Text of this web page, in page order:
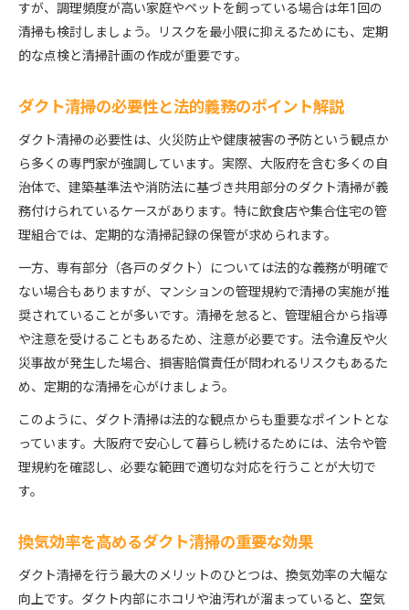
すが、調理頻度が高い家庭やペットを飼っている場合は年1回の
清掃も検討しましょう。リスクを最小限に抑えるためにも、定期
的な点検と清掃計画の作成が重要です。
ダクト清掃の必要性と法的義務のポイント解説
ダクト清掃の必要性は、火災防止や健康被害の予防という観点か
ら多くの専門家が強調しています。実際、大阪府を含む多くの自
治体で、建築基準法や消防法に基づき共用部分のダクト清掃が義
務付けられているケースがあります。特に飲食店や集合住宅の管
理組合では、定期的な清掃記録の保管が求められます。
一方、専有部分（各戸のダクト）については法的な義務が明確で
ない場合もありますが、マンションの管理規約で清掃の実施が推
奨されていることが多いです。清掃を怠ると、管理組合から指導
や注意を受けることもあるため、注意が必要です。法令違反や火
災事故が発生した場合、損害賠償責任が問われるリスクもあるた
め、定期的な清掃を心がけましょう。
このように、ダクト清掃は法的な観点からも重要なポイントとな
っています。大阪府で安心して暮らし続けるためには、法令や管
理規約を確認し、必要な範囲で適切な対応を行うことが大切で
す。
換気効率を高めるダクト清掃の重要な効果
ダクト清掃を行う最大のメリットのひとつは、換気効率の大幅な
向上です。ダクト内部にホコリや油汚れが溜まっていると、空気